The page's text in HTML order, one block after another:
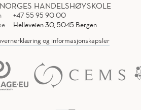
HANDELSHØYSKOLE
+47 55 95 90 00
Helleveien 30, 5045 Bergen
og informasjonskapsler